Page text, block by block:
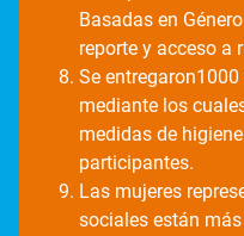
Basadas en
reporte y acceso a
Se
mediante los
medidas de
participantes.
Las mujeres
sociales están